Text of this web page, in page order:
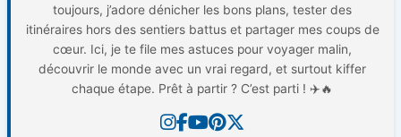
toujours, j’adore dénicher les bons plans, tester des
itinéraires hors des sentiers battus et partager mes coups de
cœur. Ici, je te file mes astuces pour voyager malin,
découvrir le monde avec un vrai regard, et surtout kiffer
chaque étape. Prêt à partir ? C’est parti ! ✈️🔥